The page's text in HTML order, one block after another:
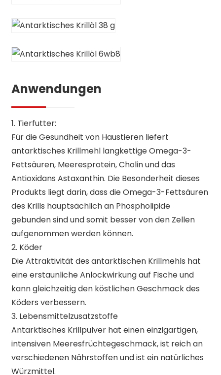
Anwendungen
1. Tierfutter:
Für die Gesundheit von Haustieren liefert
antarktisches Krillmehl langkettige Omega-3-
Fettsäuren, Meeresprotein, Cholin und das
Antioxidans Astaxanthin. Die Besonderheit dieses
Produkts liegt darin, dass die Omega-3-Fettsäuren
des Krills hauptsächlich an Phospholipide
gebunden sind und somit besser von den Zellen
aufgenommen werden können.
2. Köder
Die Attraktivität des antarktischen Krillmehls hat
eine erstaunliche Anlockwirkung auf Fische und
kann gleichzeitig den köstlichen Geschmack des
Köders verbessern.
3. Lebensmittelzusatzstoffe
Antarktisches Krillpulver hat einen einzigartigen,
intensiven Meeresfrüchtegeschmack, ist reich an
verschiedenen Nährstoffen und ist ein natürliches
Würzmittel.